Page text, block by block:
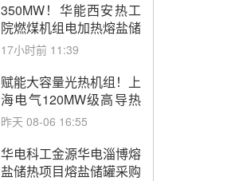
350MW！华能西安热工
院燃煤机组电加热熔盐储
能提升机组灵活性改造项
务采购
17小时前 11:39
赋能大容量光热机组！上
海电气120MW级高导热
空冷发电机通过型式试验
昨天 08-06 16:55
华电科工金源华电淄博熔
盐储热项目熔盐储罐采购